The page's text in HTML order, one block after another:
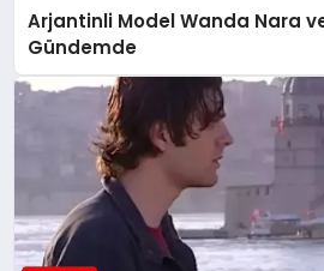
Arjantinli Model Wanda Nara
Gündemde